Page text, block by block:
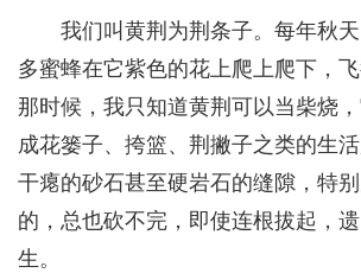
我们叫黄荆为荆条子。每年秋
多蜜蜂在它紫色的花上爬上爬下，
那时候，我只知道黄荆可以当柴烧
成花篓子、挎篮、荆撇子之类的生
干瘪的砂石甚至硬岩石的缝隙，特
的，总也砍不完，即使连根拔起，
生。